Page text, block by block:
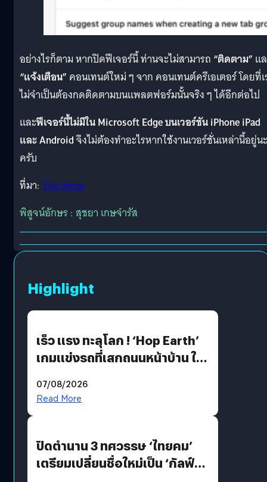
อย่างไรก็ตาม หากปิดฟีเจอร์นี้ ท่านจะไม่สามารถ “ติดตาม” แ
“แจ้งเตือน” คอนเทนต์ใหม่ ๆ จาก คอนเทนต์ครีเอเตอร์ โดยที่เ
ไม่จำเป็นต้องกดติดตามบนแพลตฟอร์มนั้นจริง ๆ ได้อีกต่อไป
และฟีเจอร์นี้ไม่มีใน Microsoft Edge บนเวอร์ชัน iPhone iPad
และ Androidจึงไม่ต้องทำอะไรหากใช้งานเวอร์ชั่นเหล่านี้อยู่นะ
ครับ
ที่มา: The Verge
พิสูจน์อักษร : สุชยา เกษจำรัส
Highlight
เร็ว แรง ทะลุโลก ! ‘Hop Earth’
เกมแข่งรถที่เสกถนนหน้าบ้าน ให้
07/08/2026
Read More
ปิดตำนาน 3 ทศวรรษ ‘ไทยคม’
เตรียมเปลี่ยนชื่อใหม่เป็น ‘กัลฟ์